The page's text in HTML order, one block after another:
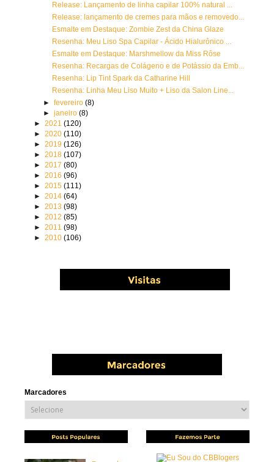
Release: Lançamento de linha capilar 100% natural ...
Release: lançamento de cremes para mãos e removedo...
Esmalte em Destaque: Zombie Zest da China Glaze
Resenha: Meu Liso Spa Capilar - Ácido Hialurônico ...
Esmalte em Destaque: Marshmellow da Miss Rôse
Resenha: Recargas de Colágeno e de Potássio da Emb...
Resenha: Lip Tint Spark da Catharine Hill
Resenha: Linha Meu Liso Muito + Liso da Salon Line...
► fevereiro (8)
► janeiro (8)
►2021(120)
►2020(110)
►2019(126)
►2018(107)
►2017(80)
►2016(96)
►2015(111)
►2014(64)
►2013(98)
►2012(85)
►2011(98)
►2010(106)
Marcadores